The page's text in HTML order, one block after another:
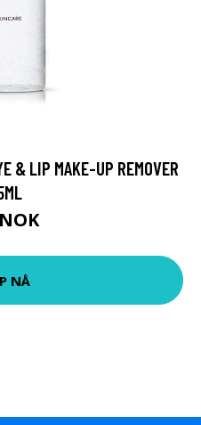
& LIP MAKE-UP REMOVER
NÅ